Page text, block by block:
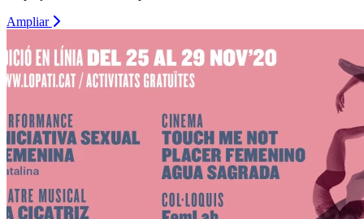
Ampliar